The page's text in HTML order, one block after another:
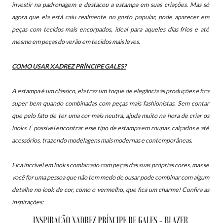
investir na padronagem e destacou a estampa em suas criações. Mas só
agora que ela está caiu realmente no gosto popular, pode aparecer em
peças com tecidos mais encorpados, ideal para aqueles dias frios e até
mesmo em peças do verão em tecidos mais leves.
COMO USAR XADREZ PRÍNCIPE GALES?
A estampa é um clássico, ela traz um toque de elegância ás produções e fica
super bem quando combinadas com peças mais fashionistas. Sem contar
que pelo fato de ter uma cor mais neutra, ajuda muito na hora de criar os
looks. É possível encontrar esse tipo de estampa em roupas, calçados e até
acessórios, trazendo modelagens mais modernas e contemporâneas.
Fica incrível em looks combinado com peças das suas próprias cores, mas se
você for uma pessoa que não tem medo de ousar pode combinar com algum
detalhe no look de cor, como o vermelho, que fica um charme! Confira as
inspirações: